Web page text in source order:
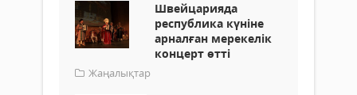
Швейцарияда
республика күніне
арналған мерекелік
концерт өтті
Жаңалықтар